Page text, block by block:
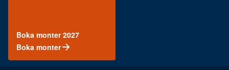
Boka monter 2027
Boka monter